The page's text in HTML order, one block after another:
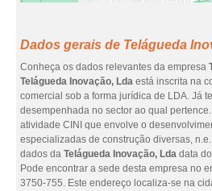
Dados gerais de Telágueda
Conheça os dados relevantes da empresa
Telágueda Inovação, Lda está inscrita na
comercial sob a forma jurídica de LDA. Já
desempenhada no sector ao qual
atividade CINI que envolve o
especializadas de construção diversas,
dados da Telágueda Inovação, Lda data
Pode encontrar a sede desta empresa no
3750-755. Este endereço localiza-se na